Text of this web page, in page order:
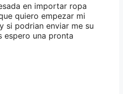
en importar ropa
quiero empezar mi
si podrian enviar me su
espero una pronta